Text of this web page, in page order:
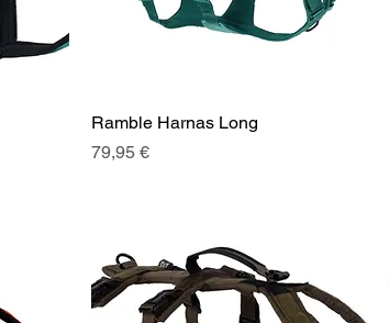
Ramble Harnas Long
Prix
79,95 €